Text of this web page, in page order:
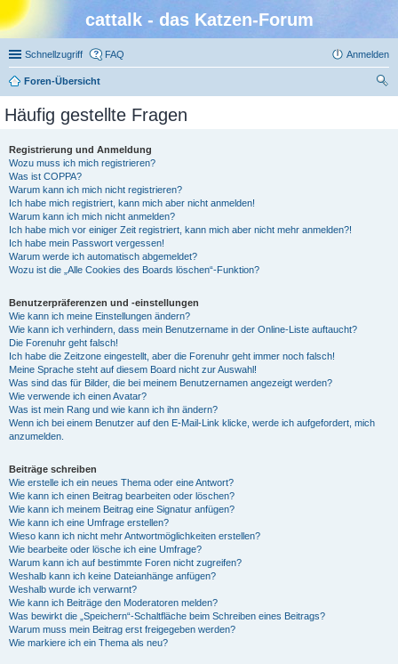
cattalk - das Katzen-Forum
Schnellzugriff FAQ Anmelden
Foren-Übersicht
Häufig gestellte Fragen
Registrierung und Anmeldung
Wozu muss ich mich registrieren?
Was ist COPPA?
Warum kann ich mich nicht registrieren?
Ich habe mich registriert, kann mich aber nicht anmelden!
Warum kann ich mich nicht anmelden?
Ich habe mich vor einiger Zeit registriert, kann mich aber nicht mehr anmelden?!
Ich habe mein Passwort vergessen!
Warum werde ich automatisch abgemeldet?
Wozu ist die „Alle Cookies des Boards löschen“-Funktion?
Benutzerpräferenzen und -einstellungen
Wie kann ich meine Einstellungen ändern?
Wie kann ich verhindern, dass mein Benutzername in der Online-Liste auftaucht?
Die Forenuhr geht falsch!
Ich habe die Zeitzone eingestellt, aber die Forenuhr geht immer noch falsch!
Meine Sprache steht auf diesem Board nicht zur Auswahl!
Was sind das für Bilder, die bei meinem Benutzernamen angezeigt werden?
Wie verwende ich einen Avatar?
Was ist mein Rang und wie kann ich ihn ändern?
Wenn ich bei einem Benutzer auf den E-Mail-Link klicke, werde ich aufgefordert, mich
anzumelden.
Beiträge schreiben
Wie erstelle ich ein neues Thema oder eine Antwort?
Wie kann ich einen Beitrag bearbeiten oder löschen?
Wie kann ich meinem Beitrag eine Signatur anfügen?
Wie kann ich eine Umfrage erstellen?
Wieso kann ich nicht mehr Antwortmöglichkeiten erstellen?
Wie bearbeite oder lösche ich eine Umfrage?
Warum kann ich auf bestimmte Foren nicht zugreifen?
Weshalb kann ich keine Dateianhänge anfügen?
Weshalb wurde ich verwarnt?
Wie kann ich Beiträge den Moderatoren melden?
Was bewirkt die „Speichern“-Schaltfläche beim Schreiben eines Beitrags?
Warum muss mein Beitrag erst freigegeben werden?
Wie markiere ich ein Thema als neu?